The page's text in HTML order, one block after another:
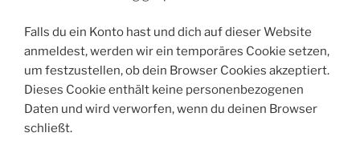
Falls du ein Konto hast und dich auf dieser Website
anmeldest, werden wir ein temporäres Cookie setzen,
um festzustellen, ob dein Browser Cookies akzeptiert.
Dieses Cookie enthält keine personenbezogenen
Daten und wird verworfen, wenn du deinen Browser
schließt.